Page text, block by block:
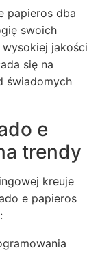
papieros dba
swoich
wysokiej jakości
się na
świadomych
e
trendy
kreuje
e papieros